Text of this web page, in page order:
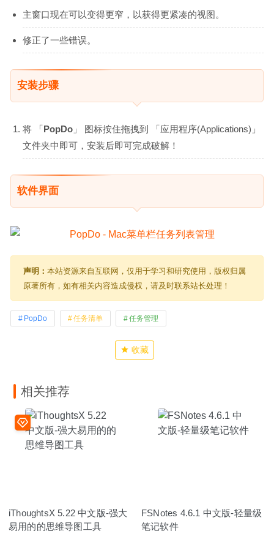
主窗口现在可以变得更窄，以获得更紧凑的视图。
修正了一些错误。
安装步骤
将 「PopDo 」 图标按住拖拽到 「应用程序(Applications)」
文件夹中即可，安装后即可完成破解！
软件界面
声明： 本站资源来自互联网，仅用于学习和研究使用，版权归属
原著所有，如有相关内容造成侵权，请及时联系站长处理！
PopDo 任务清单 任务管理
收藏
相关推荐
iThoughtsX 5.22 中文版-强大
易用的的思维导图工具
FSNotes 4.6.1 中文版-轻量级
笔记软件